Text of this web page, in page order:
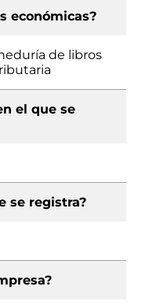
económicas?
de libros
el que se
se registra?